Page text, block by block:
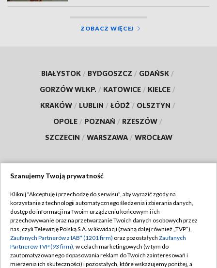
ZOBACZ WIĘCEJ
BIAŁYSTOK / BYDGOSZCZ / GDAŃSK /
GORZÓW WLKP. / KATOWICE / KIELCE /
KRAKÓW / LUBLIN / ŁÓDŹ / OLSZTYN /
OPOLE / POZNAŃ / RZESZÓW /
SZCZECIN / WARSZAWA / WROCŁAW
TVP
Abonament TVP
Emisja w TVP
Centrum informacji TVP
Regulamin TVP
Polityka prywatności
Moje zgody
Szanujemy Twoją prywatność
Kliknij "Akceptuję i przechodzę do serwisu", aby wyrazić zgody na
korzystanie z technologii automatycznego śledzenia i zbierania danych,
dostęp do informacji na Twoim urządzeniu końcowym i ich
przechowywanie oraz na przetwarzanie Twoich danych osobowych przez
nas, czyli Telewizję Polską S.A. w likwidacji (zwaną dalej również „TVP”),
Zaufanych Partnerów z IAB* (1201 firm) oraz pozostałych Zaufanych
Partnerów TVP (93 firm), w celach marketingowych (w tym do
zautomatyzowanego dopasowania reklam do Twoich zainteresowań i
mierzenia ich skuteczności) i pozostałych, które wskazujemy poniżej, a